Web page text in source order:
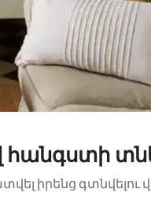
իրենց գտնվելու